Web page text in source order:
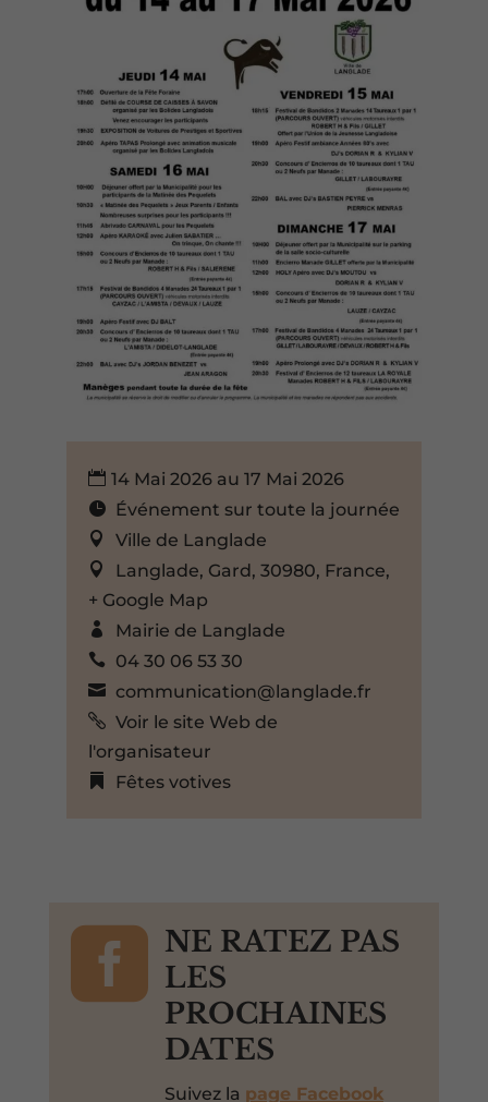
14 Mai 2026 au 17 Mai 2026
Événement sur toute la journée
Ville de Langlade
Langlade, Gard, 30980, France,
+ Google Map
Mairie de Langlade
04 30 06 53 30
communication@langlade.fr
Voir le site Web de
l'organisateur
Fêtes votives

NE RATEZ PAS
LES
PROCHAINES
DATES
Suivez la page Facebook